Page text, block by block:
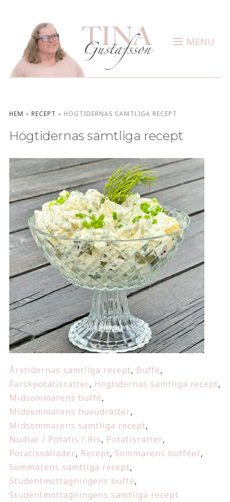
MENU
HEM » RECEPT » HÖGTIDERNAS SAMTLIGA RECEPT
Högtidernas samtliga recept
Årstidernas samtliga recept, Buffé,
Färskpotatisrätter, Högtidernas samtliga recept,
Midsommarens buffé,
Midsommarens huvudrätter,
Midsommarens samtliga recept,
Nudlar / Potatis / Ris, Potatisrätter,
Potatissallader, Recept, Sommarens bufféer,
Sommarens samtliga recept,
Studentmottagningens buffé,
Studentmottagningens samtliga recept